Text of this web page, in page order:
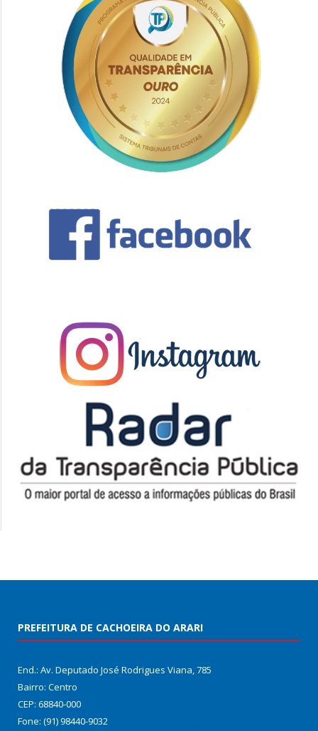
PREFEITURA DE CACHOEIRA DO ARARI
End.: Av. Deputado José Rodrigues Viana, 785
Bairro: Centro
CEP: 68840-000
Fone: (91) 98440-9032